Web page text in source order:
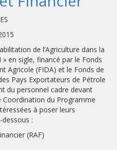
de l’Agriculture dans la
en sigle, financé par le Fonds
Agricole (FIDA) et le Fonds de
Pays Exportateurs de Pétrole
du personnel cadre devant
Coordination du Programme
à poser leurs
:
(RAF)